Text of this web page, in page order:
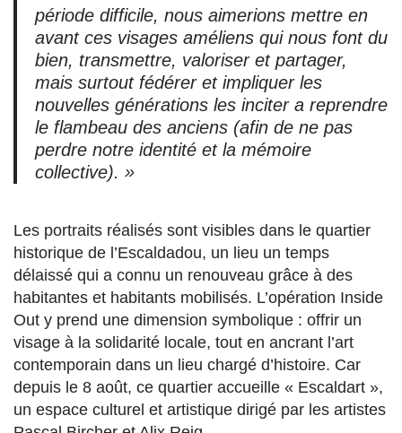
période difficile, nous aimerions mettre en
avant ces visages améliens qui nous font du
bien, transmettre, valoriser et partager,
mais surtout fédérer et impliquer les
nouvelles générations les inciter a reprendre
le flambeau des anciens (afin de ne pas
perdre notre identité et la mémoire
collective). »
Les portraits réalisés sont visibles dans le quartier
historique de l’Escaldadou, un lieu un temps
délaissé qui a connu un renouveau grâce à des
habitantes et habitants mobilisés. L’opération Inside
Out y prend une dimension symbolique : offrir un
visage à la solidarité locale, tout en ancrant l’art
contemporain dans un lieu chargé d’histoire. Car
depuis le 8 août, ce quartier accueille « Escaldart »,
un espace culturel et artistique dirigé par les artistes